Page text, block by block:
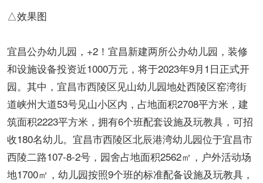
△效果图
宜昌公办幼儿园，+2！宜昌新建两所公办幼儿园，装修
和设施设备投资近1000万元，将于2023年9月1日正式开
园。其中，宜昌市西陵区见山幼儿园地处西陵区窑湾街
道峡州大道53号见山小区内，占地面积2708平方米，建
筑面积2223平方米，拥有6个班配套设施及玩教具，可招
收180名幼儿。宜昌市西陵区北辰港湾幼儿园位于宜昌市
西陵二路107-8-2号，园舍占地面积2562㎡，户外活动场
地1700㎡，幼儿园按照9个班的标准配备设施及玩教具，